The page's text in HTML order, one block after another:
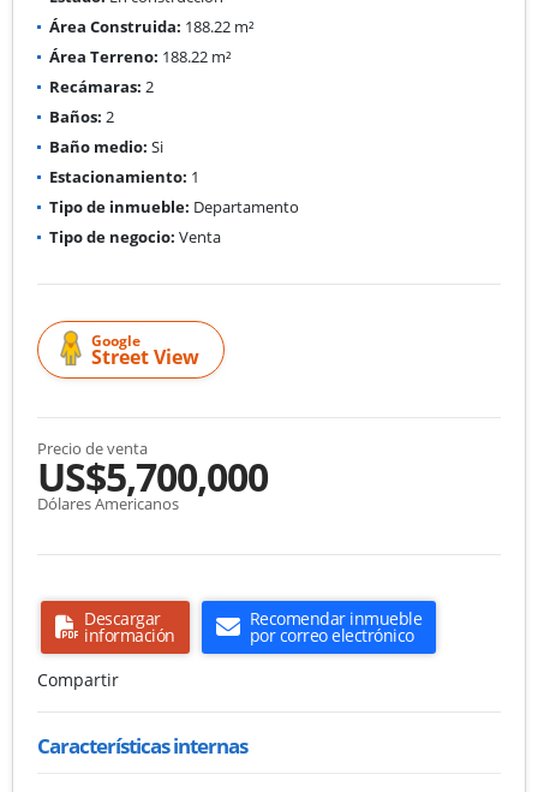
Área Construida: 188.22 m²
Área Terreno: 188.22 m²
Recámaras: 2
Baños: 2
Baño medio: Si
Estacionamiento: 1
Tipo de inmueble: Departamento
Tipo de negocio: Venta
Google
Street View
Precio de venta
US$5,700,000
Dólares Americanos
Descargar
información
Recomendar inmueble
por correo electrónico
Compartir
Características internas